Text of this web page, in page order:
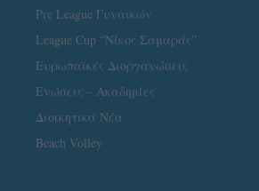
Pre League Γυναικών
League Cup “Νίκος Σαμαράς”
Ευρωπαϊκές Διοργανώσεις
Ενώσεις – Ακαδημίες
Διοικητικά Νέα
Beach Volley